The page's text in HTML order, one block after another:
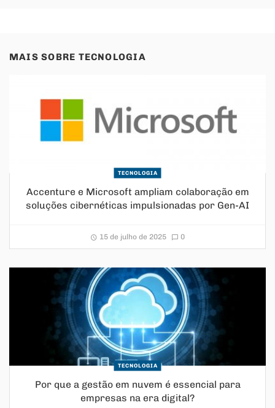
MAIS SOBRE TECNOLOGIA
TECNOLOGIA
Accenture e Microsoft ampliam colaboração em
soluções cibernéticas impulsionadas por Gen-AI
15 de julho de 2025 0
TECNOLOGIA
Por que a gestão em nuvem é essencial para
empresas na era digital?